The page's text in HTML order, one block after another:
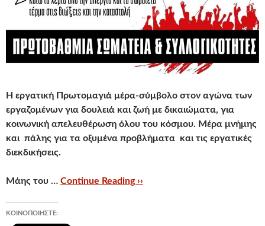
Η εργατική Πρωτομαγιά μέρα-σύμβολο στον αγώνα των
εργαζομένων για δουλειά και ζωή με δικαιώματα, για
κοινωνική απελευθέρωση όλου του κόσμου. Μέρα μνήμης
και πάλης για τα οξυμένα προβλήματα και τις εργατικές
διεκδικήσεις.
Μάης του … Continue Reading ››
ΚΟΙΝΟΠΟΙΉΣΤΕ: